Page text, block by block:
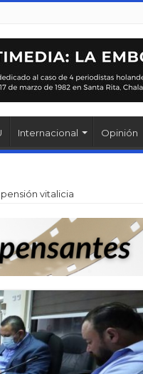
Internacional Opinión
vitalicia